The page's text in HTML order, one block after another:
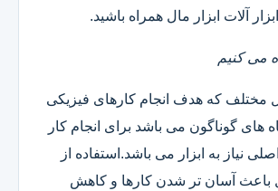
آلات ابزار مال همراه باشید.
می کنیم
مختلف که هدف انجام کارهای فیزیکی
های گوناگون می باشد برای انجام کار
نیاز به ابزار می باشد.استفاده از
باعث آسان تر شدن کارها و کاهش